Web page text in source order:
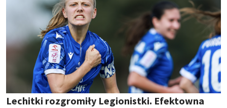
Lechitki rozgromiły Legionistki. Efektowna